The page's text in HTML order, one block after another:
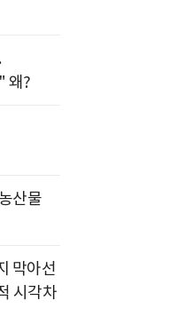
왜?
산물
막아선
시각차